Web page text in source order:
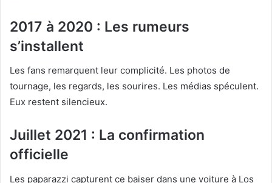
2017 à 2020 : Les rumeurs
s’installent
Les fans remarquent leur complicité. Les photos de
tournage, les regards, les sourires. Les médias spéculent.
Eux restent silencieux.
Juillet 2021 : La confirmation
officielle
Les paparazzi capturent ce baiser dans une voiture à Los